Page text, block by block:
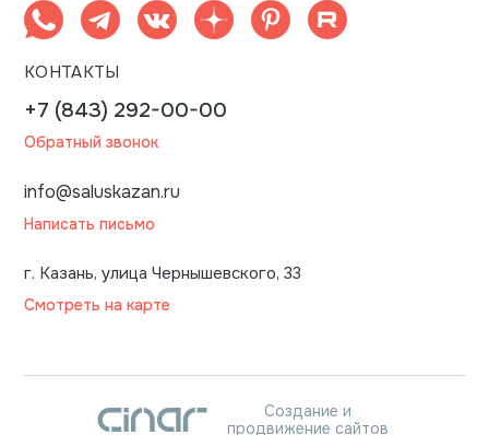
КОНТАКТЫ
+7 (843) 292-00-00
Обратный звонок
info@saluskazan.ru
Написать письмо
г. Казань, улица Чернышевского, 33
Смотреть на карте
Создание и
продвижение сайтов